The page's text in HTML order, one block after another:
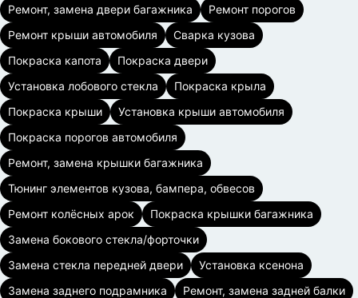
Ремонт, замена двери багажника
Ремонт порогов
Ремонт крыши автомобиля
Сварка кузова
Покраска капота
Покраска двери
Установка лобового стекла
Покраска крыла
Покраска крыши
Установка крыши автомобиля
Покраска порогов автомобиля
Ремонт, замена крышки багажника
Тюнинг элементов кузова, бампера, обвесов
Ремонт колёсных арок
Покраска крышки багажника
Замена бокового стекла/форточки
Замена стекла передней двери
Установка ксенона
Замена заднего подрамника
Ремонт, замена задней балки